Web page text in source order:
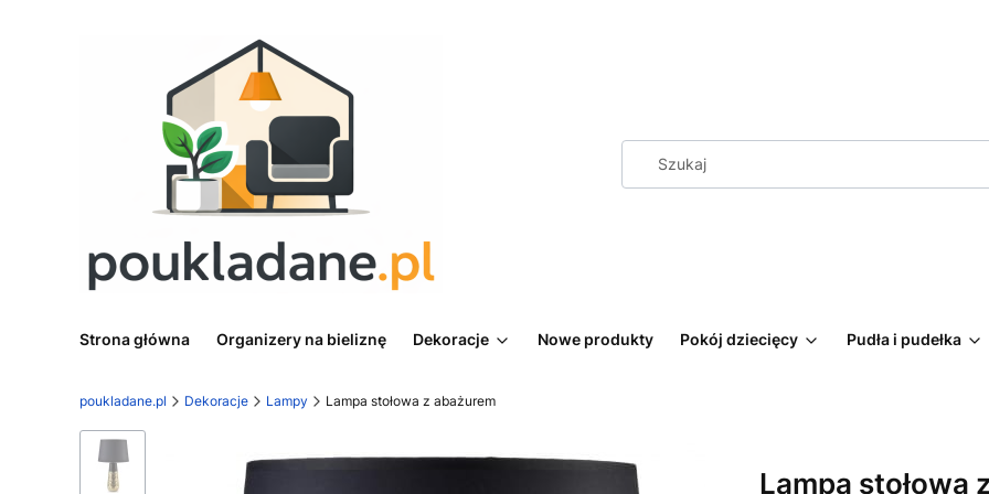
Strona główna Organizery na bieliznę Dekoracje Nowe produkty Pokój dziecięcy Pudła i pudełka
poukladane.pl Dekoracje Lampy Lampa stołowa z abażurem
Lampa stołowa